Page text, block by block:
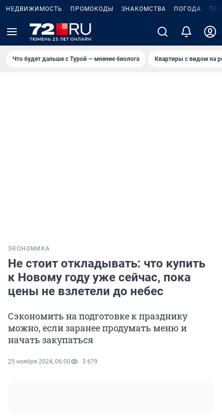
НЕДВИЖИМОСТЬ ПРОМОКОДЫ ЗНАКОМСТВА ПОГОДА
Что будет дальше с Турой — мнение биолога Квартиры с видом на
ЭКОНОМИКА
Не стоит откладывать: что купить
к Новому году уже сейчас, пока
цены не взлетели до небес
Сэкономить на подготовке к празднику
можно, если заранее продумать меню и
начать закупаться
25 ноября 2024, 06:00 3 679